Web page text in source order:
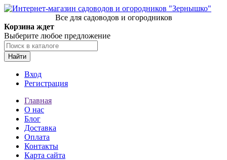
Все для садоводов и огородников
Корзина ждет
Выберите любое предложение
Найти
Вход
Регистрация
Главная
О нас
Блог
Доставка
Оплата
Контакты
Карта сайта